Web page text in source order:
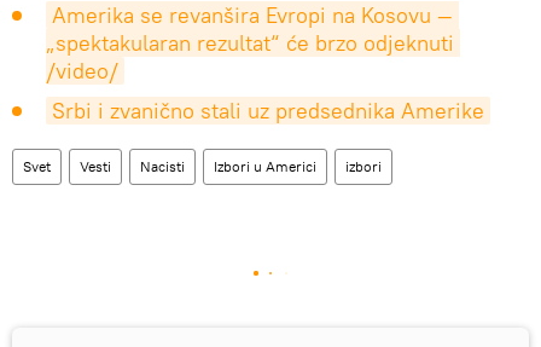
Amerika se revanšira Evropi na Kosovu —
„spektakularan rezultat“ će brzo odjeknuti
/video/
Srbi i zvanično stali uz predsednika Amerike
Svet Vesti Nacisti Izbori u Americi izbori